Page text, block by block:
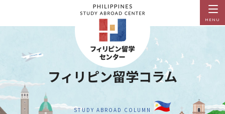
MENU
フィリピン留学コラム
STUDY ABROAD COLUMN